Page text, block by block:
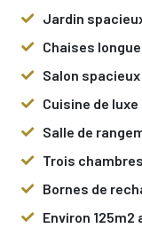
Jardin
Chaises
Salon
Cuisine de
Salle de
Trois
Bornes de
Environ 125m2